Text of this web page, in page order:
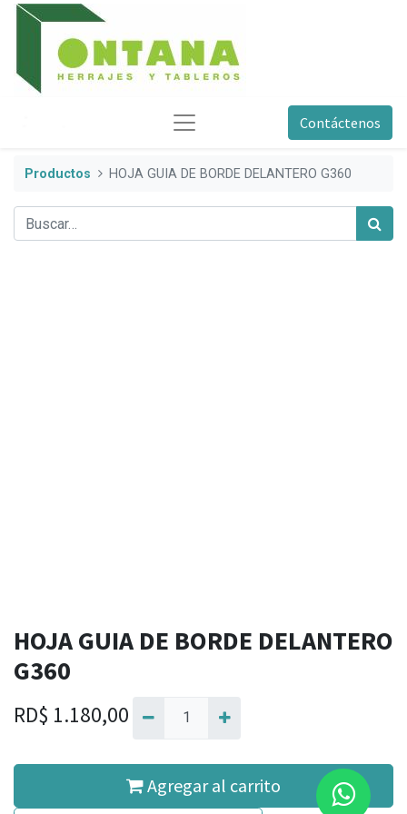
Contáctenos
Productos HOJA GUIA DE BORDE DELANTERO G360
HOJA GUIA DE BORDE DELANTERO
G360
RD$ 1.180,00
Agregar al carrito